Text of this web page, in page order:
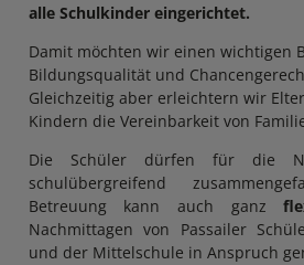
alle Schulkinder eingerichtet.
Damit möchten wir einen wichtigen
Bildungsqualität und
Gleichzeitig aber erleichtern wir
Kindern die Vereinbarkeit von
Die Schüler dürfen für die
schulübergreifend
Betreuung kann auch ganz
Nachmittagen von Passailer
und der Mittelschule in Anspruch